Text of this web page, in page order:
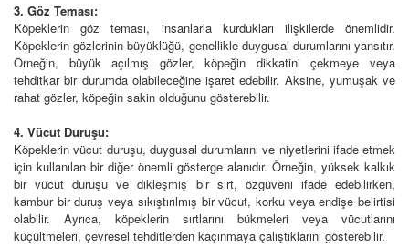
3. Göz Teması:
Köpeklerin göz teması, insanlarla kurdukları ilişkilerde önemlidir.
Köpeklerin gözlerinin büyüklüğü, genellikle duygusal durumlarını yansıtır.
Örneğin, büyük açılmış gözler, köpeğin dikkatini çekmeye veya
tehditkar bir durumda olabileceğine işaret edebilir. Aksine, yumuşak ve
rahat gözler, köpeğin sakin olduğunu gösterebilir.
4. Vücut Duruşu:
Köpeklerin vücut duruşu, duygusal durumlarını ve niyetlerini ifade etmek
için kullanılan bir diğer önemli gösterge alanıdır. Örneğin, yüksek kalkık
bir vücut duruşu ve dikleşmiş bir sırt, özgüveni ifade edebilirken,
kambur bir duruş veya sıkıştırılmış bir vücut, korku veya endişe belirtisi
olabilir. Ayrıca, köpeklerin sırtlarını bükmeleri veya vücutlarını
küçültmeleri, çevresel tehditlerden kaçınmaya çalıştıklarını gösterebilir.